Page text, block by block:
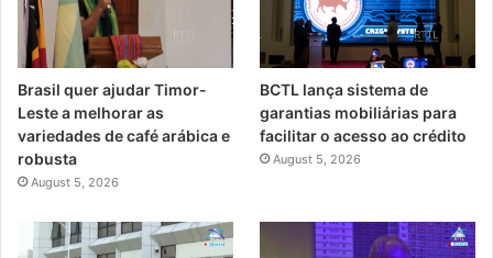
Brasil quer ajudar Timor-
Leste a melhorar as
variedades de café arábica e
robusta
August 5, 2026
BCTL lança sistema de
garantias mobiliárias para
facilitar o acesso ao crédito
August 5, 2026